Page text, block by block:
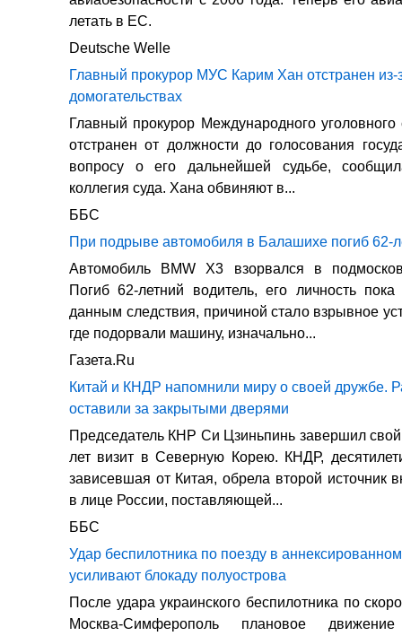
летать в ЕС.
Deutsche Welle
Главный прокурор МУС Карим Хан отстранен из-
домогательствах
Главный прокурор Международного
отстранен от должности до голосования
вопросу о его дальнейшей судьбе,
коллегия суда. Хана обвиняют в...
ББС
При подрыве автомобиля в Балашихе погиб 62-
Автомобиль BMW X3 взорвался в
Погиб 62-летний водитель, его личность
данным следствия, причиной стало взрывное
где подорвали машину, изначально...
Газета.Ru
Китай и КНДР напомнили миру о своей дружбе.
оставили за закрытыми дверями
Председатель КНР Си Цзиньпинь завершил
лет визит в Северную Корею. КНДР,
зависевшая от Китая, обрела второй источник
в лице России, поставляющей...
ББС
Удар беспилотника по поезду в
усиливают блокаду полуострова
После удара украинского беспилотника по
Москва-Симферополь плановое движение